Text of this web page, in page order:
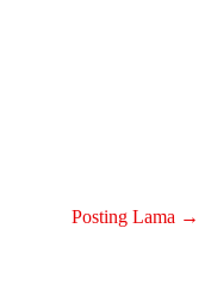
Posting Lama →